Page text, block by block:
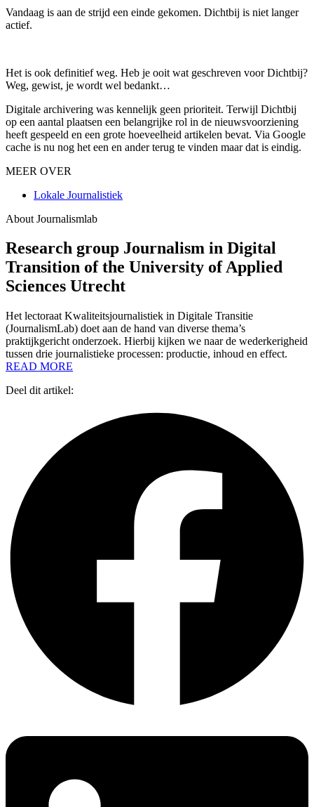
Vandaag is aan de strijd een einde gekomen. Dichtbij is niet langer
actief.
Het is ook definitief weg. Heb je ooit wat geschreven voor Dichtbij?
Weg, gewist, je wordt wel bedankt…
Digitale archivering was kennelijk geen prioriteit. Terwijl Dichtbij
op een aantal plaatsen een belangrijke rol in de nieuwsvoorziening
heeft gespeeld en een grote hoeveelheid artikelen bevat. Via Google
cache is nu nog het een en ander terug te vinden maar dat is eindig.
MEER OVER
Lokale Journalistiek
About Journalismlab
Research group Journalism in Digital
Transition of the University of Applied
Sciences Utrecht
Het lectoraat Kwaliteitsjournalistiek in Digitale Transitie
(JournalismLab) doet aan de hand van diverse thema’s
praktijkgericht onderzoek. Hierbij kijken we naar de wederkerigheid
tussen drie journalistieke processen: productie, inhoud en effect.
READ MORE
Deel dit artikel: